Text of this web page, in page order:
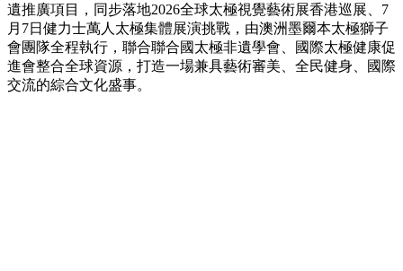
遺推廣項目，同步落地2026全球太極視覺藝術展香港巡展、7
月7日健力士萬人太極集體展演挑戰，由澳洲墨爾本太極獅子
會團隊全程執行，聯合聯合國太極非遺學會、國際太極健康促
進會整合全球資源，打造一場兼具藝術審美、全民健身、國際
交流的綜合文化盛事。